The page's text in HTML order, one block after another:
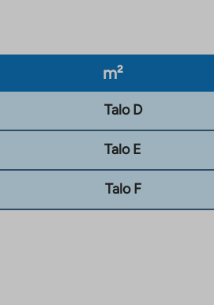
m²
Talo D
Talo E
Talo F